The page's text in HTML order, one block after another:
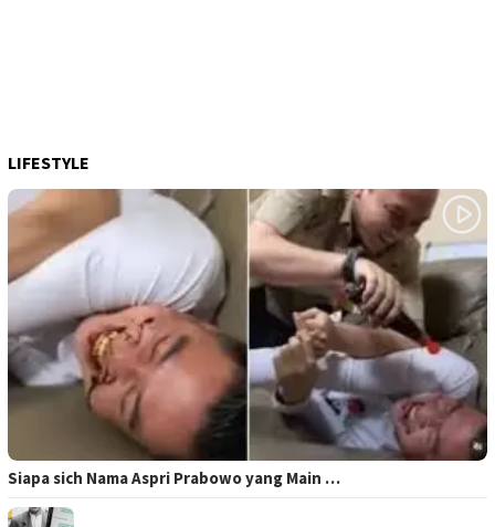
LIFESTYLE
Siapa sich Nama Aspri Prabowo yang Main …